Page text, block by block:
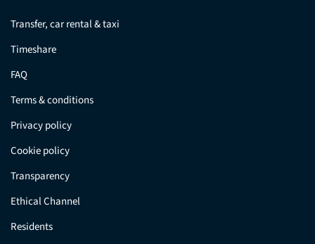
Transfer, car rental & taxi
Timeshare
FAQ
Terms & conditions
Privacy policy
Cookie policy
Transparency
Ethical Channel
Residents